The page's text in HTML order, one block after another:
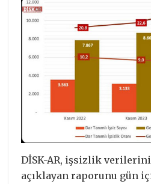
DİSK-AR, işsizlik verilerini
açıklayan raporunu gün